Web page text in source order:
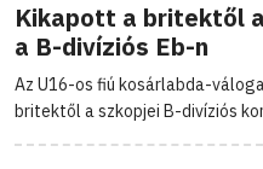
Kikapott a britektől
a B-divíziós Eb-n
Az U16-os fiú kosárlabda-
britektől a szkopjei B-divíziós